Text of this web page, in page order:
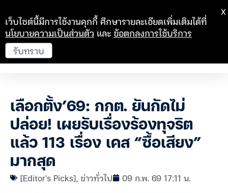
เลือกตั้ง’69: กกต. ยันกัดไม่
ปล่อย! เผยรับเรื่องร้องทุจริต
แล้ว 113 เรื่อง เคส “ซื้อเสียง”
มากสุด
[Editor's Picks],ข่าวทั่วไป 09 ก.พ. 69 17:11 น.
เว็บไซต์นี้มีการใช้งานคุกกี้ ศึกษารายละเอียดเพิ่มเติมได้ที่
นโยบายความเป็นส่วนตัว และข้อตกลงการใช้บริการ
รับทราบ
X